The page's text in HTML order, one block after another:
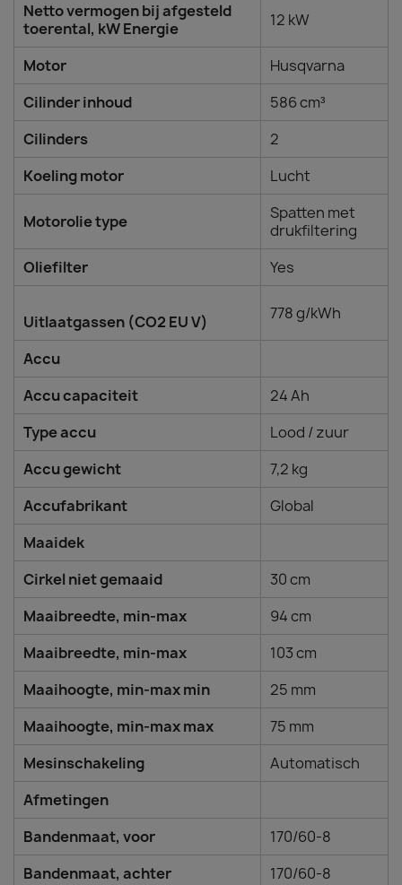
Netto vermogen bij afgesteld
toerental, kW Energie
12 kW
Motor
Husqvarna
Cilinder inhoud
586 cm³
Cilinders
2
Koeling motor
Lucht
Motorolie type
Spatten met
drukfiltering
Oliefilter
Yes
Uitlaatgassen (CO2 EU V) 778 g/kWh
Accu
Accu capaciteit
24 Ah
Type accu
Lood / zuur
Accu gewicht
7,2 kg
Accufabrikant
Global
Maaidek
Cirkel niet gemaaid
30 cm
Maaibreedte, min-max
94 cm
Maaibreedte, min-max
103 cm
Maaihoogte, min-max min
25 mm
Maaihoogte, min-max max
75 mm
Mesinschakeling
Automatisch
Afmetingen
Bandenmaat, voor
170/60-8
Bandenmaat, achter
170/60-8